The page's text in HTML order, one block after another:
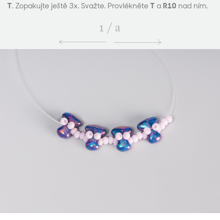
T. Zopakujte ještě 3x. Svažte. Provlékněte T a R10 nad ním.
1 / a